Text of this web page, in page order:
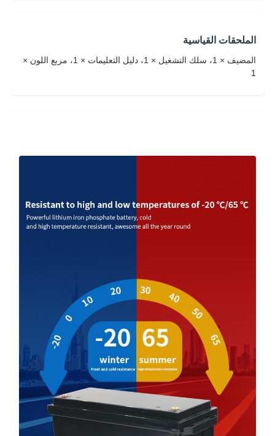
الملحقات القياسية
المضيف × 1، سلك التشغيل × 1، دليل التعليمات × 1، مربع اللون ×
1